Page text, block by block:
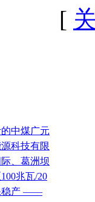
[
中煤广元
科技有限
、葛洲坝
兆瓦/20
稳产 ——